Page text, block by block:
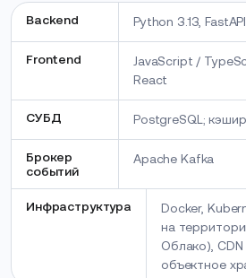
Backend Python 3.13,
Frontend
JavaScript /
React
СУБД PostgreSQL;
Брокер
событий
Apache Kafka
Инфраструктура
Docker,
на
Облако), CDN
объектное